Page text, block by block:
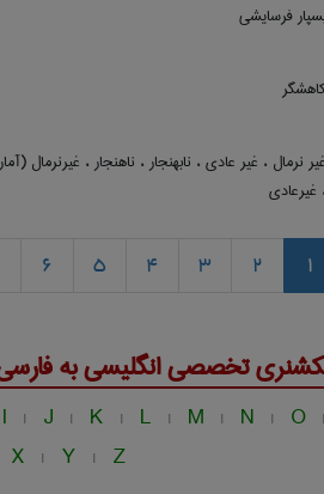
فرسایشی
غیر نرمال ، غیر عادی ، نابهنجار ، ناهنجار ، غیرنرمال
، غیرعادی
1
2
3
4
5
6
تخصصی انگلیسی به
I | J | K | L | M | N | O |
X | Y | Z